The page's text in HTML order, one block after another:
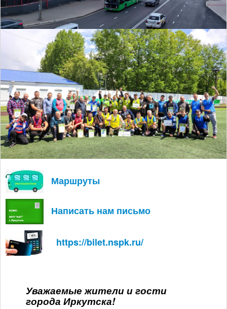
Маршруты
Написать нам письмо
https://bilet.nspk.ru/
Уважаемые жители и гости
города Иркутска!